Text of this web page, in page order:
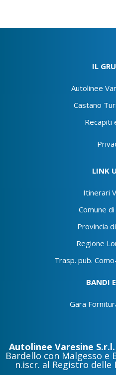
IL
Autolinee
Castano
Recapiti
LINK
Itinerari
Comune
Provincia
Regione
Trasp. pub.
BANDI
Gara
Autolinee Varesine S.r.l.
Bardello con Malgesso e
n.iscr. al Registro delle